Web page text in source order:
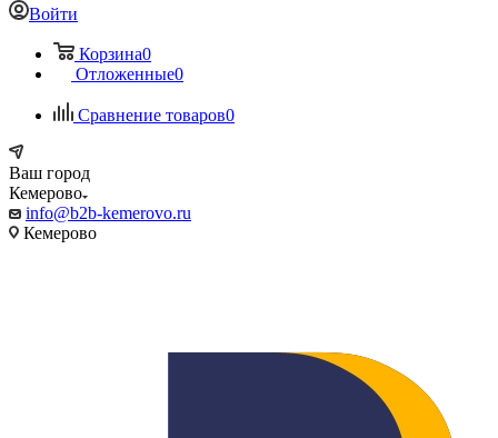
Войти
Корзина0
Отложенные0
Сравнение товаров0
Ваш город
Кемерово
info@b2b-kemerovo.ru
Кемерово